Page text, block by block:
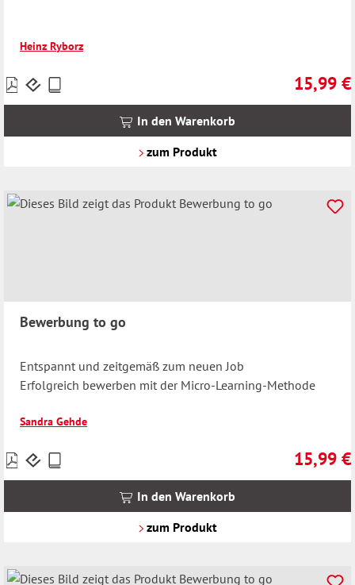
Heinz Ryborz
15,99 €
Preise
inkl.
In den Warenkorb
zum Produkt
Bewerbung to go
Entspannt und zeitgemäß zum neuen Job
Erfolgreich bewerben mit der Micro-Learning-Methode
Sandra Gehde
15,99 €
Preise
inkl.
In den Warenkorb
zum Produkt